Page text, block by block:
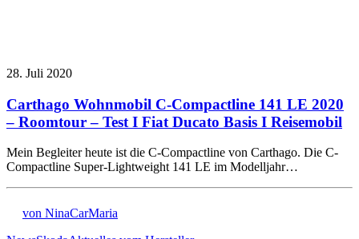
28. Juli 2020
Carthago Wohnmobil C-Compactline 141 LE 2020
– Roomtour – Test I Fiat Ducato Basis I Reisemobil
Mein Begleiter heute ist die C-Compactline von Carthago. Die C-
Compactline Super-Lightweight 141 LE im Modelljahr…
von NinaCarMaria